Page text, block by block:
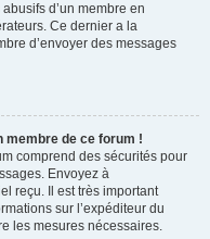
d’un membre en
Ce dernier a la
d’envoyer des messages
membre de ce forum !
comprend des sécurités pour
Envoyez à
reçu. Il est très important
sur l’expéditeur du
les mesures nécessaires.